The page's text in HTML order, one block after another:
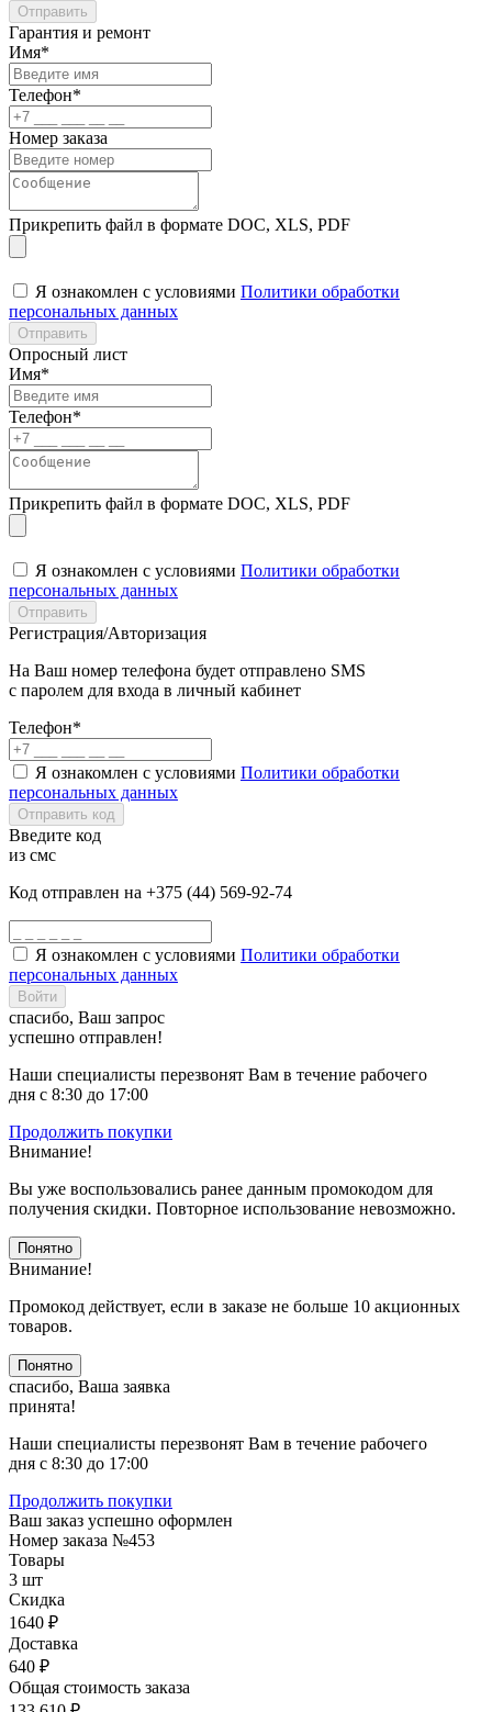
Отправить
Гарантия и ремонт
Имя*
Телефон*
Номер заказа
Прикрепить файл в формате DOC, XLS, PDF
Я ознакомлен с условиями Политики обработки
персональных данных
Отправить
Опросный лист
Имя*
Телефон*
Прикрепить файл в формате DOC, XLS, PDF
Я ознакомлен с условиями Политики обработки
персональных данных
Отправить
Регистрация/Авторизация
На Ваш номер телефона будет отправлено SMS
с паролем для входа в личный кабинет
Телефон*
Я ознакомлен с условиями Политики обработки
персональных данных
Отправить код
Введите код
из смс
Код отправлен на +375 (44) 569-92-74
Я ознакомлен с условиями Политики обработки
персональных данных
Войти
спасибо, Ваш запрос
успешно отправлен!
Наши специалисты перезвонят Вам в течение рабочего
дня с 8:30 до 17:00
Продолжить покупки
Внимание!
Вы уже воспользовались ранее данным промокодом для
получения скидки. Повторное использование невозможно.
Понятно
Внимание!
Промокод действует, если в заказе не больше 10 акционных
товаров.
Понятно
спасибо, Ваша заявка
принята!
Наши специалисты перезвонят Вам в течение рабочего
дня с 8:30 до 17:00
Продолжить покупки
Ваш заказ успешно оформлен
Номер заказа №453
Товары
3 шт
Скидка
1640 ₽
Доставка
640 ₽
Общая стоимость заказа